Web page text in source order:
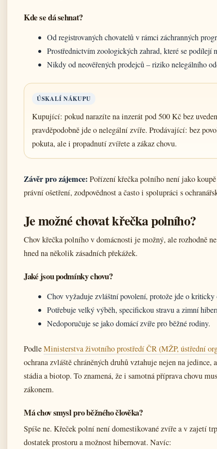
Kde se dá sehnat?
Od registrovaných chovatelů v rámci záchranných
Prostřednictvím zoologických zahrad, které se podílejí
Nikdy od neověřených prodejců – riziko nelegálního
ÚSKALÍ NÁKUPU
Kupující: pokud narazíte na inzerát pod 500 Kč bez
pravděpodobně jde o nelegální zvíře. Prodávající: bez
pokuta, ale i propadnutí zvířete a zákaz chovu.
Závěr pro zájemce: Pořízení křečka polního není jako
právní ošetření, zodpovědnost a často i spolupráci s
Je možné chovat křečka polního?
Chov křečka polního v domácnosti je možný, ale rozhodně
hned na několik zásadních překážek.
Jaké jsou podmínky chovu?
Chov vyžaduje zvláštní povolení, protože jde o
Potřebuje velký výběh, specifickou stravu a zimní
Nedoporučuje se jako domácí zvíře pro běžné rodiny.
PodleMinisterstva životního prostředí ČR (MŽP, ústřední
ochrana zvláště chráněných druhů vztahuje nejen na
stádia a biotop. To znamená, že i samotná příprava chovu
zákonem.
Má chov smysl pro běžného člověka?
Spíše ne. Křeček polní není domestikované zvíře a v zajetí
dostatek prostoru a možnost hibernovat. Navíc: